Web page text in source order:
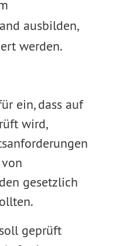
ausbilden,
werden.
ein, dass auf
wird,
gesetzlich
geprüft